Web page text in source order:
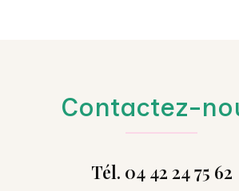
Contactez-
Tél. 04 42 24 75 62